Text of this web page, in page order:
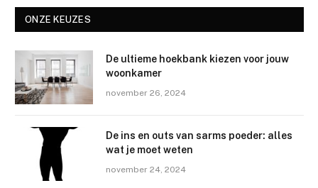
ONZE KEUZES
De ultieme hoekbank kiezen voor jouw
woonkamer
november 26, 2024
De ins en outs van sarms poeder: alles
wat je moet weten
november 24, 2024